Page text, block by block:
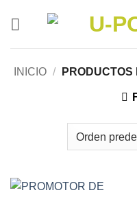
INICIO / PRODUCTOS